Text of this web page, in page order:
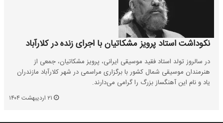
نکوداشت استاد پرویز مشکاتیان با اجرای زنده در کلارآباد
در سالروز تولد استاد فقید موسیقی ایرانی، پرویز مشکاتیان، جمعی از
هنرمندان موسیقی شمال کشور با برگزاری مراسمی در شهر کلارآباد مازندران
یاد و نام این آهنگساز بزرگ را گرامی می‌دارند.